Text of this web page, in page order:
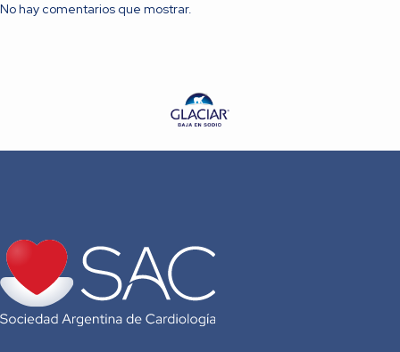
No hay comentarios que mostrar.